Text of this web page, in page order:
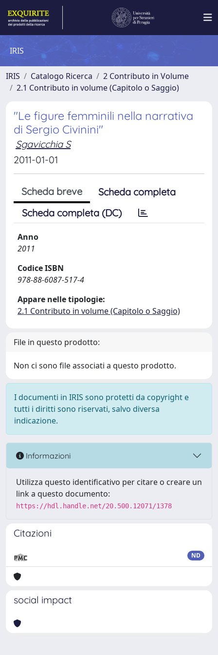
IRIS
IRIS Catalogo Ricerca
2 Contributo in Volume
2.1 Contributo in volume (Capitolo o Saggio)
"Le figure femminili nella narrativa
di Sergio Civinini"
Sgavicchia S
2011-01-01
Scheda breve
Scheda completa
Scheda completa (DC)
Anno
2011
Codice ISBN
978-88-6087-517-4
Appare nelle tipologie:
2.1 Contributo in volume (Capitolo o Saggio)
File in questo prodotto:
Non ci sono file associati a questo prodotto.
I documenti in IRIS sono protetti da copyright e
tutti i diritti sono riservati, salvo diversa
indicazione.
Informazioni
Utilizza questo identificativo per citare o creare un
link a questo documento:
https://hdl.handle.net/20.500.12071/1378
Citazioni
ND
social impact